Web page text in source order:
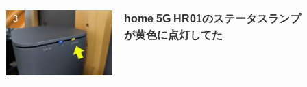
home 5G HR01のステータスランプ
が黄色に点灯してた